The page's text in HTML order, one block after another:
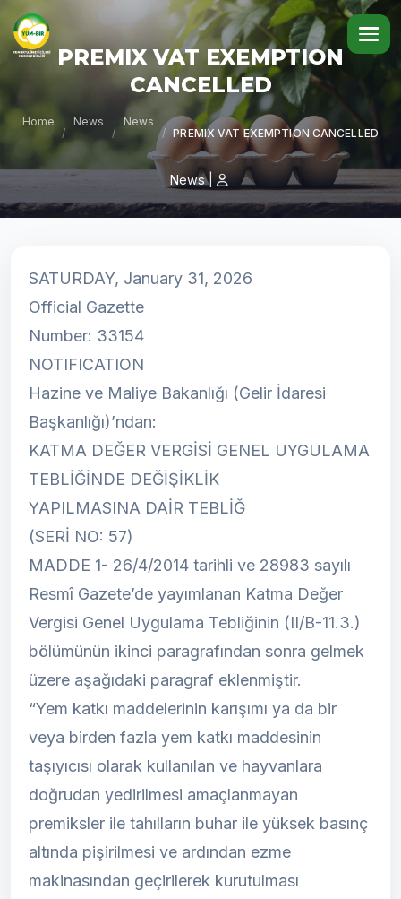
PREMIX VAT EXEMPTION
CANCELLED
Home
/
News
/
News
/ PREMIX VAT EXEMPTION CANCELLED
News|
SATURDAY, January 31, 2026
Official Gazette
Number: 33154
NOTIFICATION
Hazine ve Maliye Bakanlığı (Gelir İdaresi
Başkanlığı)’ndan:
KATMA DEĞER VERGİSİ GENEL UYGULAMA
TEBLİĞİNDE DEĞİŞİKLİK
YAPILMASINA DAİR TEBLİĞ
(SERİ NO: 57)
MADDE 1- 26/4/2014 tarihli ve 28983 sayılı
Resmî Gazete’de yayımlanan Katma Değer
Vergisi Genel Uygulama Tebliğinin (II/B-11.3.)
bölümünün ikinci paragrafından sonra gelmek
üzere aşağıdaki paragraf eklenmiştir.
“Yem katkı maddelerinin karışımı ya da bir
veya birden fazla yem katkı maddesinin
taşıyıcısı olarak kullanılan ve hayvanlara
doğrudan yedirilmesi amaçlanmayan
premiksler ile tahılların buhar ile yüksek basınç
altında pişirilmesi ve ardından ezme
makinasından geçirilerek kurutulması